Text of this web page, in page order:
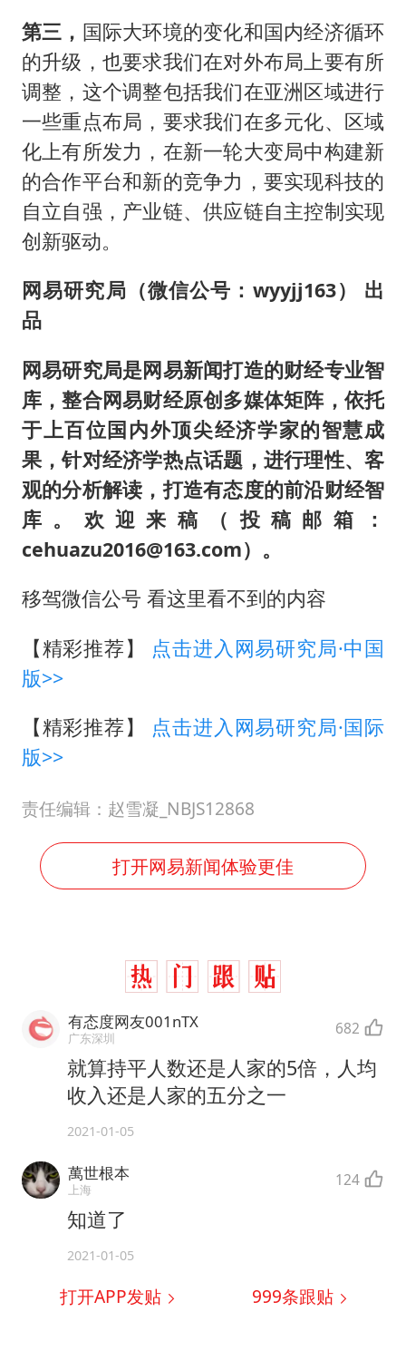
第三， 国际大环境的变化和国内经济循环
的升级，也要求我们在对外布局上要有所
调整，这个调整包括我们在亚洲区域进行
一些重点布局，要求我们在多元化、区域
化上有所发力，在新一轮大变局中构建新
的合作平台和新的竞争力，要实现科技的
自立自强，产业链、供应链自主控制实现
创新驱动。
网易研究局（微信公号：wyyjj163） 出
品
网易研究局是网易新闻打造的财经专业智
库，整合网易财经原创多媒体矩阵，依托
于上百位国内外顶尖经济学家的智慧成
果，针对经济学热点话题，进行理性、客
观的分析解读，打造有态度的前沿财经智
库。欢迎来稿（投稿邮箱：
cehuazu2016@163.com）。
移驾微信公号 看这里看不到的内容
【精彩推荐】
点击进入网易研究局·中国
版>>
【精彩推荐】
点击进入网易研究局·国际
版>>
责任编辑：赵雪凝_NBJS12868
打开网易新闻体验更佳
有态度网友001nTX
广东深圳 682
就算持平人数还是人家的5倍，人均
收入还是人家的五分之一
2021-01-05
萬世根本
上海 124
知道了
2021-01-05
打开APP发贴 999条跟贴